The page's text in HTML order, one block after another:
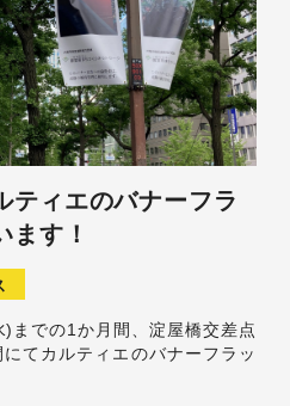
ティエのバナーフラ
ます！
までの1か月間、淀屋橋交差点
てカルティエのバナーフラッ